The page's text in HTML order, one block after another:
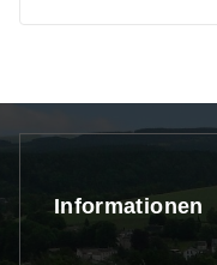
Informationen